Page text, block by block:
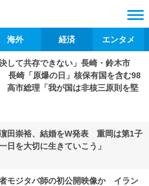
海外 経済 エンタメ
して共存できない」長崎・鈴木市
崎「原爆の日」核保有国を含む98
高市総理「我が国は非核三原則を堅
田崇裕、結婚をW発表 重岡は第1子
日を大切に生きていこう」
モジタバ師の初公開映像か イラン